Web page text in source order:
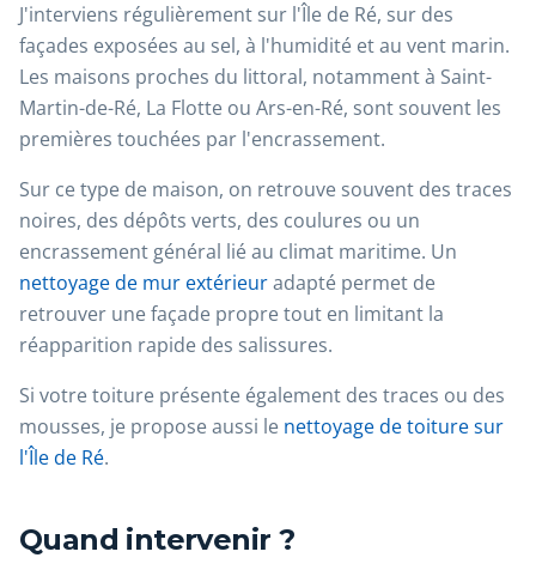
J'interviens régulièrement sur l'Île de Ré, sur des
façades exposées au sel, à l'humidité et au vent marin.
Les maisons proches du littoral, notamment à Saint-
Martin-de-Ré, La Flotte ou Ars-en-Ré, sont souvent les
premières touchées par l'encrassement.
Sur ce type de maison, on retrouve souvent des traces
noires, des dépôts verts, des coulures ou un
encrassement général lié au climat maritime. Un
nettoyage de mur extérieuradapté permet de
retrouver une façade propre tout en limitant la
réapparition rapide des salissures.
Si votre toiture présente également des traces ou des
mousses, je propose aussi le nettoyage de toiture sur
l'Île de Ré.
Quand intervenir ?